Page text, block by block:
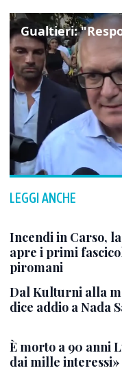
LEGGI ANCHE
Incendi in Carso,
apre i primi
piromani
Dal Kulturni alla
dice addio a Nada
È morto a 90 anni
dai mille interessi»